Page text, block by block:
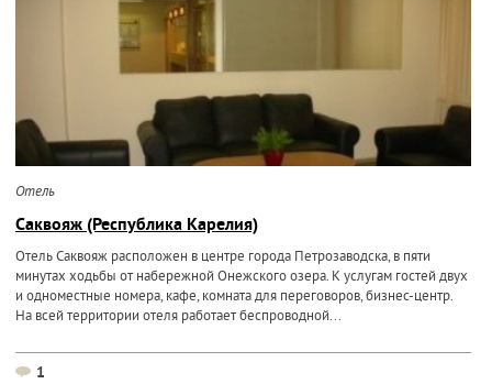
Отель
Саквояж (Республика Карелия)
Отель Саквояж расположен в центре города Петрозаводска, в пяти
минутах ходьбы от набережной Онежского озера. К услугам гостей двух
и одноместные номера, кафе, комната для переговоров, бизнес-центр.
На всей территории отеля работает беспроводной...
1